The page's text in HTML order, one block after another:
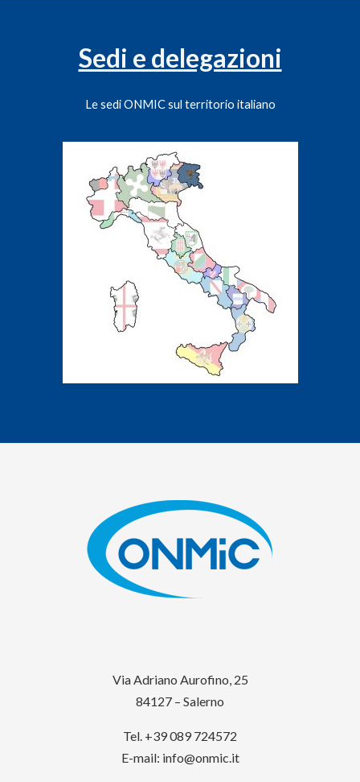
Sedi e delegazioni
Le sedi ONMIC sul territorio italiano
Via Adriano Aurofino, 25
84127 – Salerno
Tel. +39 089 724572
E-mail: info@onmic.it